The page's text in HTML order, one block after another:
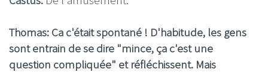
Thomas: Ca c'était spontané ! D'habitude, les gens
sont entrain de se dire "mince, ça c'est une
question compliquée" et réfléchissent. Mais